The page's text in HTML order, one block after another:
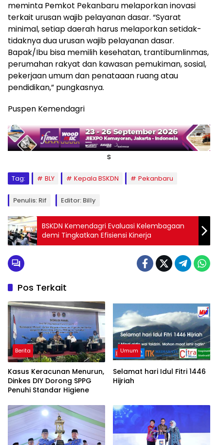
meminta Pemkot Pekanbaru melaporkan inovasi
terkait urusan wajib pelayanan dasar. “Syarat
minimal, setiap daerah harus melaporkan setidak-
tidaknya dua urusan wajib pelayanan dasar.
Bapak/Ibu bisa memilih kesehatan, trantibumlinmas,
perumahan rakyat dan kawasan pemukiman, sosial,
pekerjaan umum dan penataaan ruang atau
pendidikan,” pungkasnya.
Puspen Kemendagri
s
Tag: BLY Kepala BSKDN Pekanbaru
Penulis: Rif Editor: Billy
BSKDN Kemendagri Evaluasi Kelembagaan
demi Tingkatkan Efisiensi Kinerja
Pos Terkait
Berita
Kasus Keracunan Menurun,
Dinkes DIY Dorong SPPG
Penuhi Standar Higiene
Umum
Selamat hari Idul Fitri 1446
Hijriah